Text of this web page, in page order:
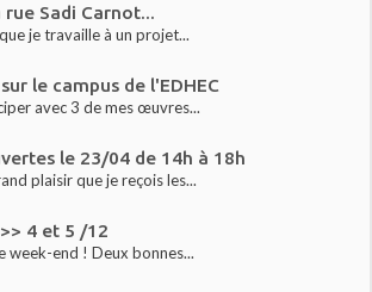
rue Sadi Carnot...
je travaille à un projet...
le campus de l'EDHEC
avec 3 de mes œuvres...
le 23/04 de 14h à 18h
plaisir que je reçois les...
4 et 5 /12
week-end ! Deux bonnes...